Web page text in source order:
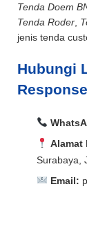
Tenda Doem
Tenda Roder
jenis tenda
Hubungi
Alamat
Surabaya,
Email: